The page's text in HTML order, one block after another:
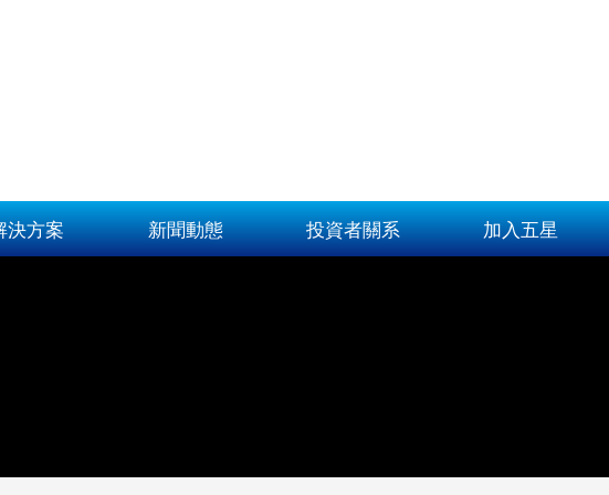
決方案 新聞動態 投資者關系 加入五星